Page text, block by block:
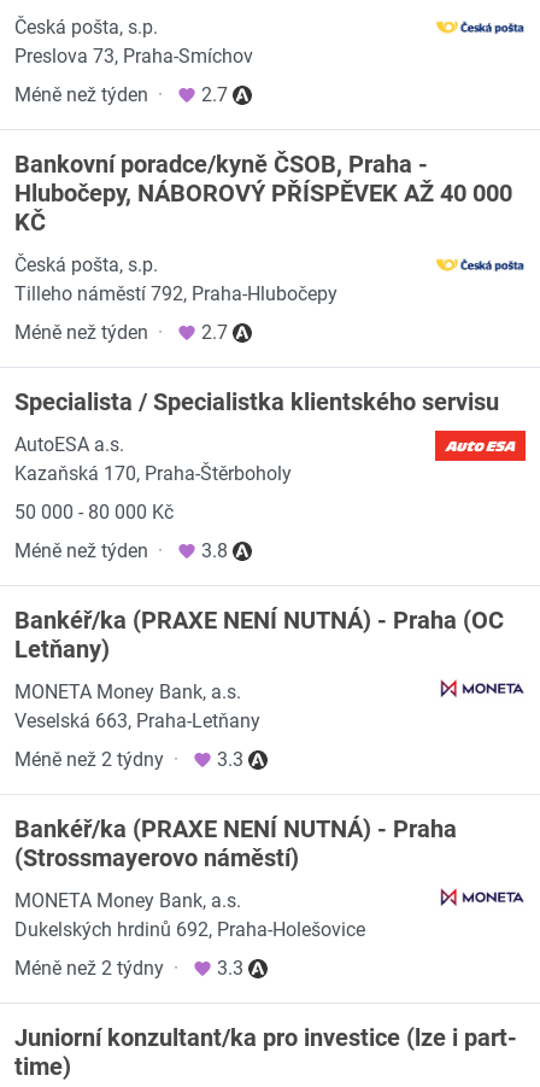
Česká pošta, s.p.
Preslova 73, Praha-Smíchov
Méně než týden · 2.7
Bankovní poradce/kyně ČSOB, Praha -
Hlubočepy, NÁBOROVÝ PŘÍSPĚVEK AŽ 40 000
KČ
Česká pošta, s.p.
Tilleho náměstí 792, Praha-Hlubočepy
Méně než týden · 2.7
Specialista / Specialistka klientského servisu
AutoESA a.s.
Kazaňská 170, Praha-Štěrboholy
50 000 - 80 000 Kč
Méně než týden · 3.8
Bankéř/ka (PRAXE NENÍ NUTNÁ) - Praha (OC
Letňany)
MONETA Money Bank, a.s.
Veselská 663, Praha-Letňany
Méně než 2 týdny · 3.3
Bankéř/ka (PRAXE NENÍ NUTNÁ) - Praha
(Strossmayerovo náměstí)
MONETA Money Bank, a.s.
Dukelských hrdinů 692, Praha-Holešovice
Méně než 2 týdny · 3.3
Juniorní konzultant/ka pro investice (lze i part-
time)